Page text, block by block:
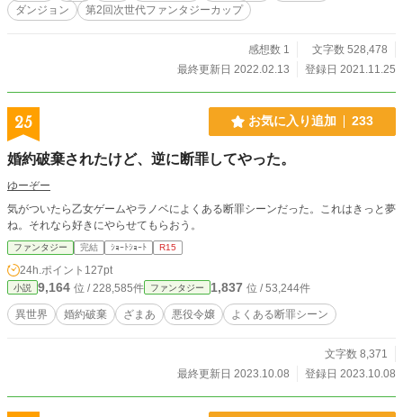
ダンジョン 第2回次世代ファンタジーカップ
感想数 1
文字数 528,478
最終更新日 2022.02.13
登録日 2021.11.25
25 お気に入り追加 233
婚約破棄されたけど、逆に断罪してやった。
ゆーぞー
気がついたら乙女ゲームやラノベによくある断罪シーンだった。これはきっと夢
ね。それなら好きにやらせてもらおう。
ファンタジー 完結 ｼｮｰﾄｼｮｰﾄ R15
24h.ポイント 127pt
小説 9,164 位 / 228,585件 ファンタジー 1,837 位 / 53,244件
異世界 婚約破棄 ざまあ 悪役令嬢 よくある断罪シーン
文字数 8,371
最終更新日 2023.10.08
登録日 2023.10.08